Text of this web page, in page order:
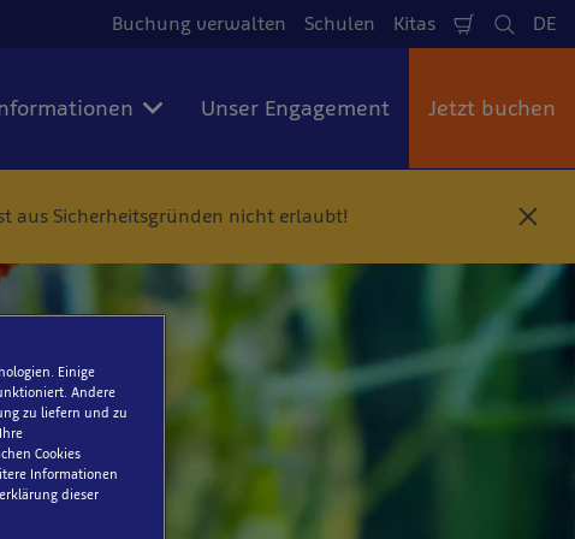
Buchung verwalten Schulen Kitas Warenkorb
Suche
DE
Unser Engagement Jetzt buchen
aus Sicherheitsgründen nicht erlaubt!
S
h
i
e
ß
In dem
Reservierung
Einige
Andere
zu liefern und zu
Cookies
Informationen
dieser